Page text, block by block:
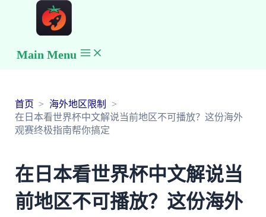
Main Menu
首页
海外地区限制
在日本看世界杯中文解说当前地区不可播放？这份海外
观赛终极指南帮你搞定
在日本看世界杯中文解说当
前地区不可播放？这份海外